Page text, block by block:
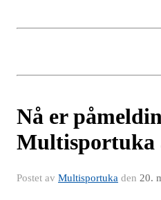
Nå er
Multisportuka
Postet av Multisportuka den 20.